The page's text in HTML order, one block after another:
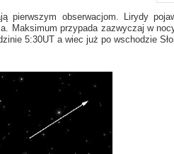
pierwszym obserwacjom. Lirydy
Maksimum przypada zazwyczaj w
5:30UT a wiec już po wschodzie